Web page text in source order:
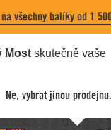
všechny balíky od 1
Most skutečně vaše
Ne, vybrat jinou prodejnu.